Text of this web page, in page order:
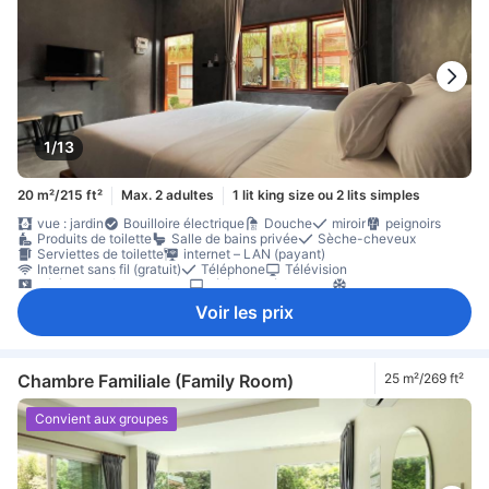
Équipements de sécurité/sûreté
kit de premiers soins Non-fumeur
1/13
20 m²/215 ft² Max. 2 adultes
1 lit king size ou 2 lits simples
vue : jardin
Bouilloire électrique Douche miroir
peignoirs
Produits de toilette
Salle de bains privée
Sèche-cheveux
Serviettes de toilette
internet – LAN (payant)
Internet sans fil (gratuit)
Téléphone
Télévision
Télévision câble/satellite
télévision écran plat
Service de réveil par téléphone
bouteilles d'eau offertes
Portant pour vêtements
Climatisation individuelle
Équipements de sécurité/sûreté
Non-fumeur
Voir les prix
Chambre Familiale (Family Room) 25 m²/269 ft²
Convient aux groupes